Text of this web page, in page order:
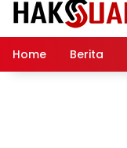
Home Berita